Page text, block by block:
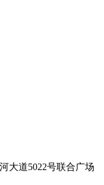
大道5022号联合广场